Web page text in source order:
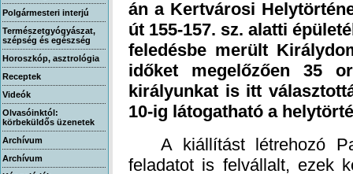
Polgármesteri interjú
Természetgyógyászat,
szépség és egészség
Horoszkóp, asztrológia
Receptek
Videók
Olvasóinktól:
körbeküldős üzenetek
Archívum
Archívum
10-ig látogatható a
A kiállítást létrehozó
feladatot is felvállalt, ezek
visszahelyezzék a
kutatás után
helyet adó Rákos
Királydombot, amit már